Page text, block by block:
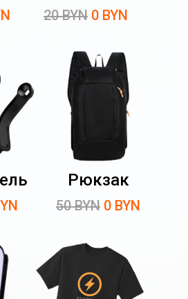
50 BYN 0 BYN
Рюкзак
20 BYN 0 BYN